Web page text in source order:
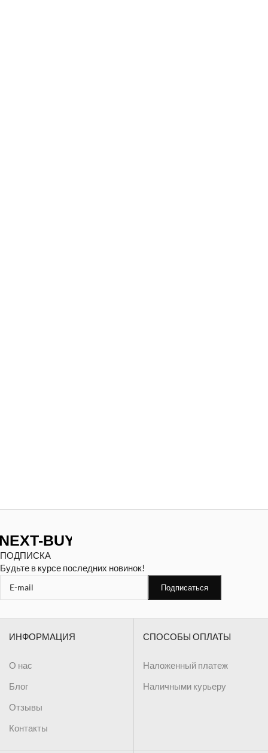
ПОДПИСКА
Будьте в курсе последних новинок!
ИНФОРМАЦИЯ
О нас
Блог
Отзывы
Контакты
СПОСОБЫ ОПЛАТЫ
Наложенный платеж
Наличными курьеру